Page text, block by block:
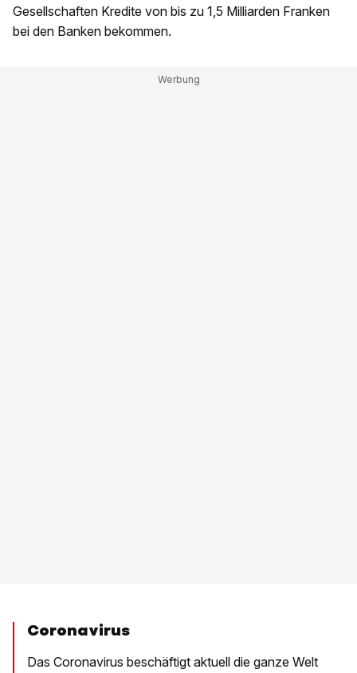
Gesellschaften Kredite von bis zu 1,5 Milliarden Franken
bei den Banken bekommen.
Coronavirus
Das Coronavirus beschäftigt aktuell die ganze Welt